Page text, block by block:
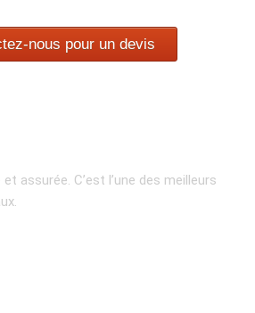
nous pour un devis
et assurée. C’est l’une des meilleurs